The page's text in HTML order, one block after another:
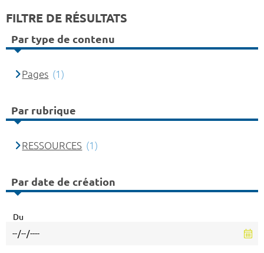
FILTRE DE RÉSULTATS
Par type de contenu
Pages (1)
Par rubrique
RESSOURCES (1)
Par date de création
Du